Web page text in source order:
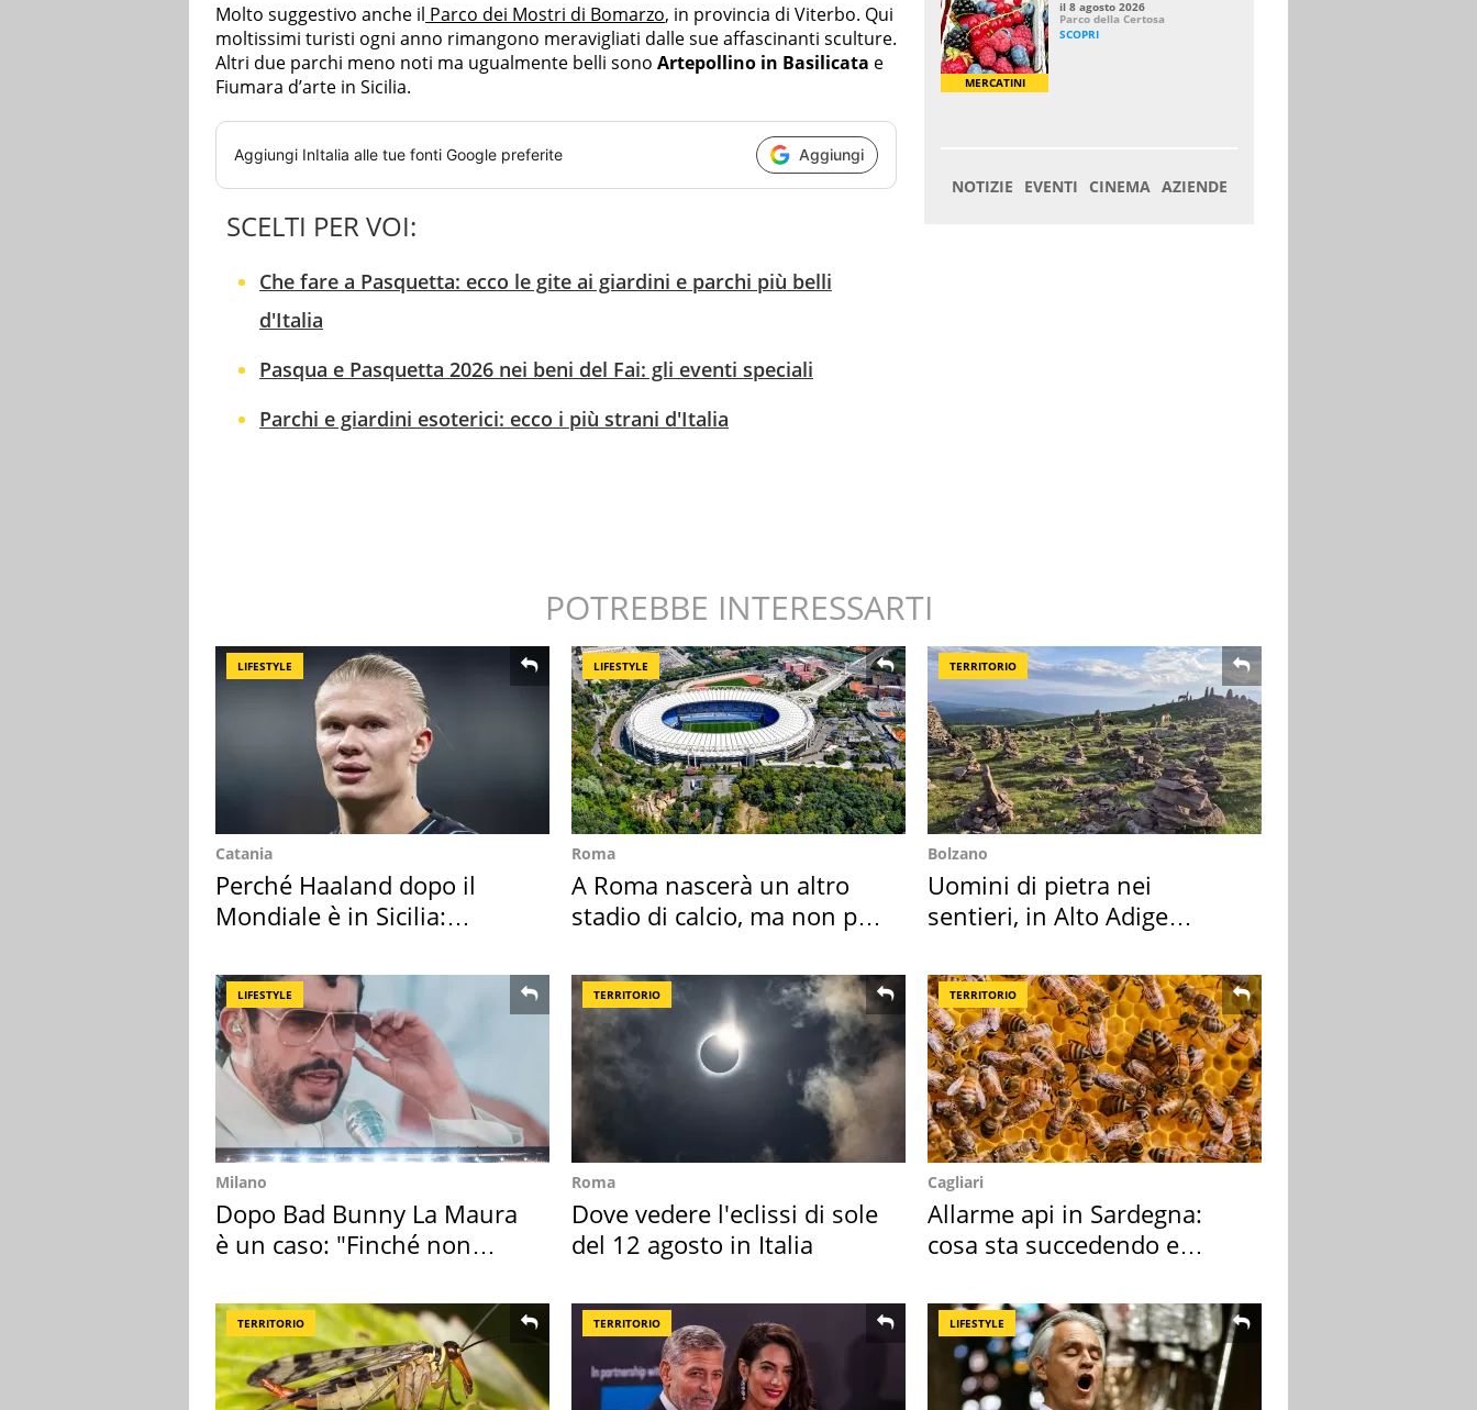
Molto suggestivo anche il Parco dei Mostri di Bomarzo, in provincia di Viterbo. Qui
moltissimi turisti ogni anno rimangono meravigliati dalle sue affascinanti sculture.
Altri due parchi meno noti ma ugualmente belli sono Artepollino in Basilicata e
Fiumara d’arte in Sicilia.
Aggiungi InItalia alle tue fonti Google preferite Aggiungi
SCELTI PER VOI:
Che fare a Pasquetta: ecco le gite ai giardini e parchi più belli
d'Italia
Pasqua e Pasquetta 2026 nei beni del Fai: gli eventi speciali
Parchi e giardini esoterici: ecco i più strani d'Italia
POTREBBE INTERESSARTI
LIFESTYLE
Catania
Perché Haaland dopo il
Mondiale è in Sicilia:
LIFESTYLE
Roma
A Roma nascerà un altro
stadio di calcio, ma non per
TERRITORIO
Bolzano
Uomini di pietra nei
sentieri, in Alto Adige
LIFESTYLE
Milano
Dopo Bad Bunny La Maura
è un caso: "Finché non
TERRITORIO
Roma
Dove vedere l'eclissi di sole
del 12 agosto in Italia
TERRITORIO
Cagliari
Allarme api in Sardegna:
cosa sta succedendo e
TERRITORIO TERRITORIO LIFESTYLE